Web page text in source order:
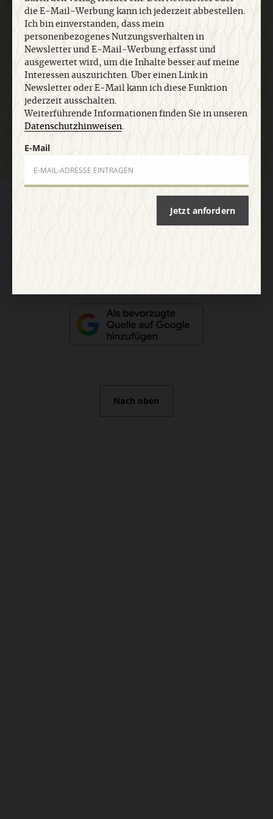
E-Mail
Nach oben
die E-Mail-Werbung kann ich jederzeit abbestellen.
Ich bin einverstanden, dass mein
personenbezogenes Nutzungsverhalten in
Newsletter und E-Mail-Werbung erfasst und
ausgewertet wird, um die Inhalte besser auf meine
Interessen auszurichten. Über einen Link in
Newsletter oder E-Mail kann ich diese Funktion
jederzeit ausschalten.
Weiterführende Informationen finden Sie in unseren
Datenschutzhinweisen.
E-Mail
Jetzt anfordern